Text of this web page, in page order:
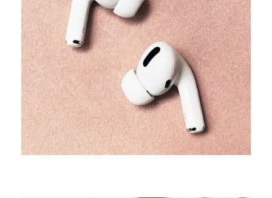
TRENDS
Our producers